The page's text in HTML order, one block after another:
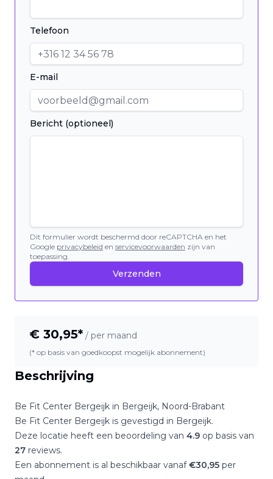
Beschrijving
Be Fit Center Bergeijk in Bergeijk, Noord-Brabant
Be Fit Center Bergeijk is gevestigd in Bergeijk.
Deze locatie heeft een beoordeling van 4.9 op basis van
27 reviews.
Een abonnement is al beschikbaar vanaf€30,95 per
Telefoon
E-mail
Bericht (optioneel)
Dit formulier wordt beschermd door reCAPTCHA en het
Google privacybeleid en servicevoorwaarden zijn van
toepassing.
Verzenden
€ 30,95* / per maand
(* op basis van goedkoopst mogelijk abonnement)